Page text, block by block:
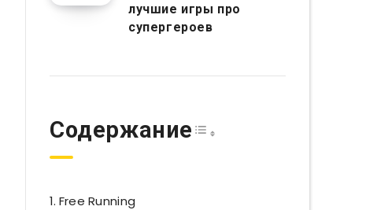
лучшие игры про
супергероев
СодержаниеToggle Table of
Free Running